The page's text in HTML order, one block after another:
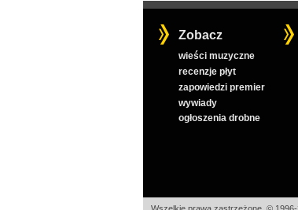
Zobacz
wieści muzyczne
recenzje płyt
zapowiedzi premier
wywiady
ogłoszenia drobne
Wszelkie prawa zastrzeżone, ©